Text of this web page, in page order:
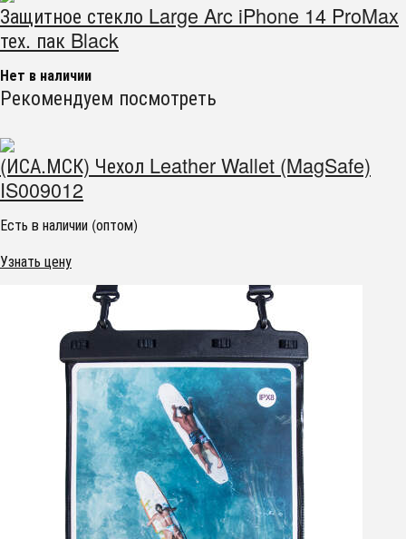
Защитное стекло Large Arc iPhone 14 ProMax
тех. пак Black
Нет в наличии
Рекомендуем посмотреть
(ИСА.МСК) Чехол Leather Wallet (MagSafe)
IS009012
Есть в наличии (оптом)
Узнать цену